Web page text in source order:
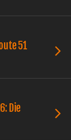
51
Die